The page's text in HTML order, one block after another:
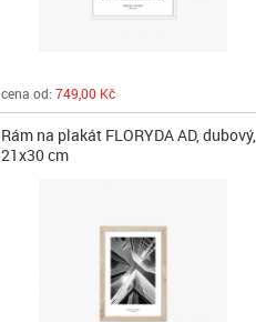
cena od: 749,00 Kč
Rám na plakát FLORYDA AD, dubový,
21x30 cm